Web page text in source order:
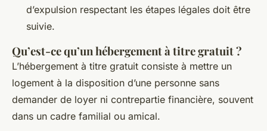
d’expulsion respectant les étapes légales doit être
suivie.
Qu’est-ce qu’un hébergement à titre gratuit ?
L’hébergement à titre gratuit consiste à mettre un
logement à la disposition d’une personne sans
demander de loyer ni contrepartie financière, souvent
dans un cadre familial ou amical.